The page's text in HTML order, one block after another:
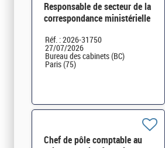
Responsable de secteur de la
correspondance ministérielle
Réf. : 2026-31750
27/07/2026
Bureau des cabinets (BC)
Paris (75)
Chef de pôle comptable au